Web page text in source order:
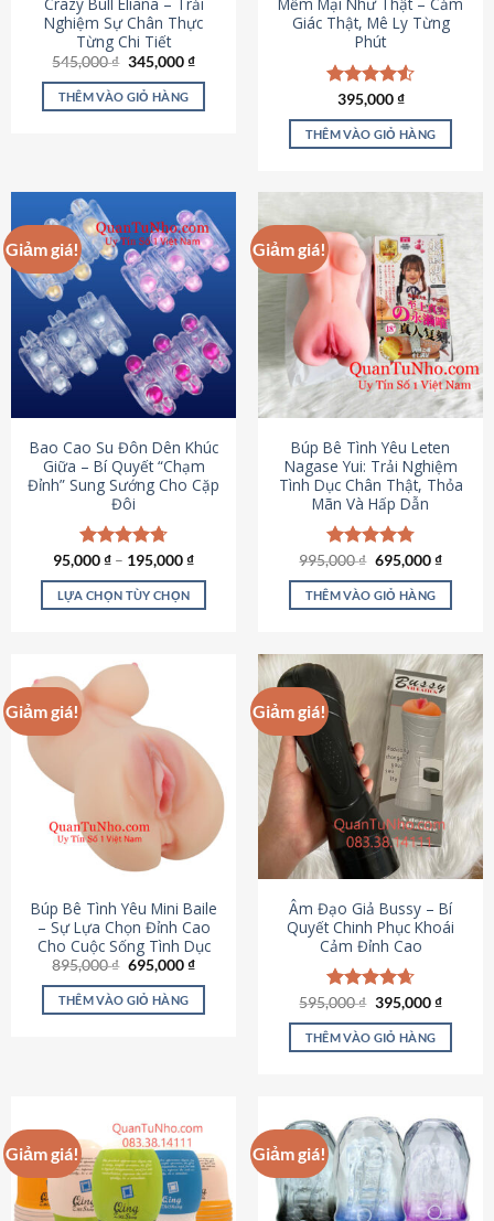
Crazy Bull Eliana – Trải
Nghiệm Sự Chân Thực
Từng Chi Tiết
545,000₫ Giá
là:
545,000 ₫.
345,000₫Giá
tại
THÊM VÀO GIỎ HÀNG
Mềm Mại Như Thật – Cảm
Giác Thật, Mê Ly Từng
Phút
Được xếp
hạng4.53
5 sao
395,000₫
THÊM VÀO GIỎ HÀNG
Giảm giá!
Bao Cao Su Đôn Dên Khúc
Giữa – Bí Quyết “Chạm
Đỉnh” Sung Sướng Cho Cặp
Đôi
Được xếp
hạng4.70
5 sao
95,000₫ – 195,000₫
LỰA CHỌN TÙY CHỌN
này
nhiều
biến
thể.
chọn
thể
chọn
trên
trang
sản
phẩm
Giảm giá!
Búp Bê Tình Yêu Leten
Nagase Yui: Trải Nghiệm
Tình Dục Chân Thật, Thỏa
Mãn Và Hấp Dẫn
Được xếp
hạng4.80
5 sao
995,000₫ Giá
là:
995,000 ₫.
695,000₫Giá
tại
THÊM VÀO GIỎ HÀNG
Giảm giá!
Búp Bê Tình Yêu Mini Baile
– Sự Lựa Chọn Đỉnh Cao
Cho Cuộc Sống Tình Dục
895,000₫ Giá
là:
895,000 ₫.
695,000₫Giá
tại
THÊM VÀO GIỎ HÀNG
Giảm giá!
Âm Đạo Giả Bussy – Bí
Quyết Chinh Phục Khoái
Cảm Đỉnh Cao
Được xếp
hạng4.64
5 sao
595,000₫ Giá
là:
595,000 ₫.
395,000₫Giá
tại
THÊM VÀO GIỎ HÀNG
Giảm giá! Giảm giá!